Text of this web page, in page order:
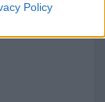
Policy